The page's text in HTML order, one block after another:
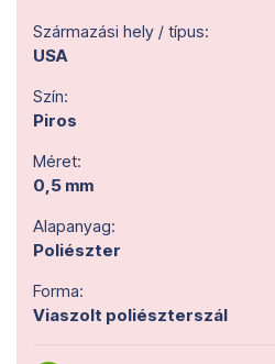
Származási hely / típus:
USA
Szín:
Piros
Méret:
0,5 mm
Alapanyag:
Poliészter
Forma:
Viaszolt poliészterszál